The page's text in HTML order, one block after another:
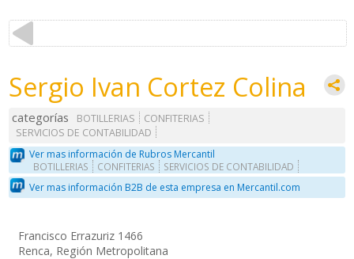
Sergio Ivan Cortez Colina
categorías BOTILLERIAS
CONFITERIAS
SERVICIOS DE CONTABILIDAD
Ver mas información de Rubros Mercantil
BOTILLERIAS CONFITERIAS SERVICIOS DE CONTABILIDAD
Ver mas información B2B de esta empresa en Mercantil.com
Francisco Errazuriz 1466
Renca, Región Metropolitana